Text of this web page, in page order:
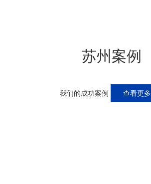
苏州案例
我们的成功案例 查看更多